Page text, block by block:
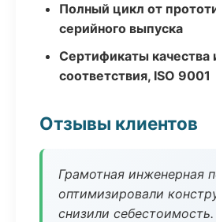
Полный цикл от
серийного выпуска
Сертификаты качества
соответствия, ISO 9001
Отзывы клиентов
Грамотная инженерная
оптимизировали
снизили себестоимость.